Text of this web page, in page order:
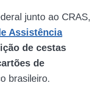
junto ao CRAS,
Assistência
de cestas
de
brasileiro.